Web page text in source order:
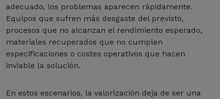
adecuado, los problemas aparecen rápidamente.
Equipos que sufren más desgaste del previsto,
procesos que no alcanzan el rendimiento esperado,
materiales recuperados que no cumplen
especificaciones o costes operativos que hacen
inviable la solución.
En estos escenarios, la valorización deja de ser una